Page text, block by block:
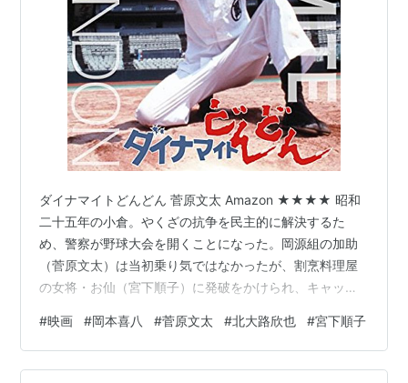
ダイナマイトどんどん 菅原文太 Amazon ★★★★ 昭和
二十五年の小倉。やくざの抗争を民主的に解決するた
め、警察が野球大会を開くことになった。岡源組の加助
（菅原文太）は当初乗り気ではなかったが、割烹料理屋
の女将・お仙（宮下順子）に発破をかけられ、キャッチ
也）が登場。彼はお仙の亭主であり、凄腕のピッチャー
だったが、誤解から加助のことを敵視することになっ
た。 やくざに野球をやらせるコメディ映画だが、菅原文
#映画 #岡本喜八 #菅原文太 #北大路欣也 #宮下順子